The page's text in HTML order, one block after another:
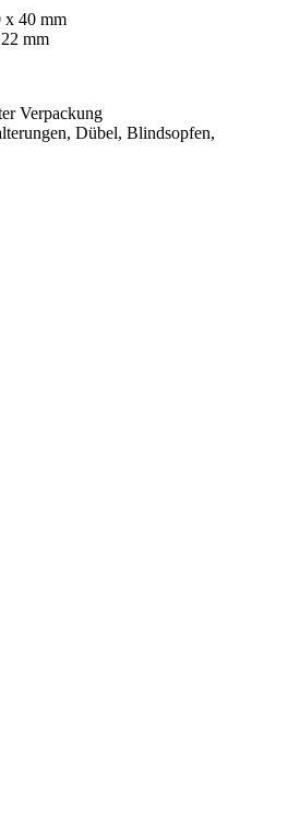
x 40 mm
mm
Verpackung
Dübel, Blindsopfen,